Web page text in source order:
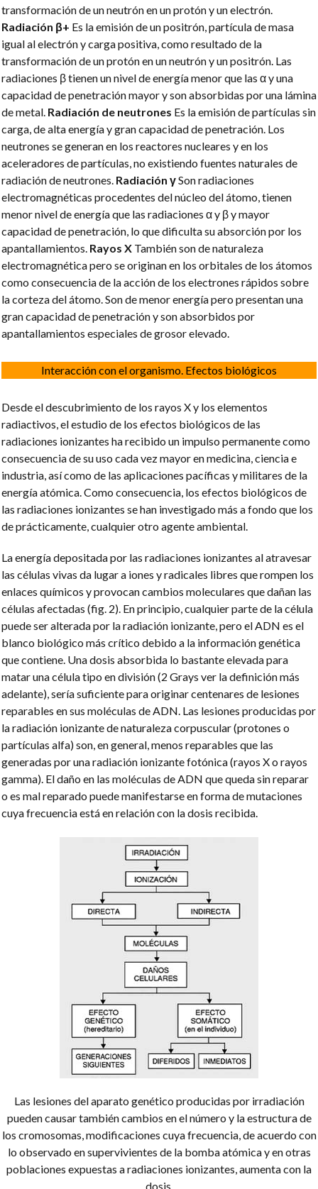
transformación de un neutrón en un protón y un electrón.
Radiación β+ Es la emisión de un positrón, partícula de masa
igual al electrón y carga positiva, como resultado de la
transformación de un protón en un neutrón y un positrón. Las
radiaciones β tienen un nivel de energía menor que las α y una
capacidad de penetración mayor y son absorbidas por una lámina
de metal. Radiación de neutrones Es la emisión de partículas sin
carga, de alta energía y gran capacidad de penetración. Los
neutrones se generan en los reactores nucleares y en los
aceleradores de partículas, no existiendo fuentes naturales de
radiación de neutrones. Radiación γSon radiaciones
electromagnéticas procedentes del núcleo del átomo, tienen
menor nivel de energía que las radiaciones α y β y mayor
capacidad de penetración, lo que dificulta su absorción por los
apantallamientos. Rayos X También son de naturaleza
electromagnética pero se originan en los orbitales de los átomos
como consecuencia de la acción de los electrones rápidos sobre
la corteza del átomo. Son de menor energía pero presentan una
gran capacidad de penetración y son absorbidos por
apantallamientos especiales de grosor elevado.
Interacción con el organismo. Efectos biológicos
Desde el descubrimiento de los rayos X y los elementos
radiactivos, el estudio de los efectos biológicos de las
radiaciones ionizantes ha recibido un impulso permanente como
consecuencia de su uso cada vez mayor en medicina, ciencia e
industria, así como de las aplicaciones pacíficas y militares de la
energía atómica. Como consecuencia, los efectos biológicos de
las radiaciones ionizantes se han investigado más a fondo que los
de prácticamente, cualquier otro agente ambiental.
La energía depositada por las radiaciones ionizantes al atravesar
las células vivas da lugar a iones y radicales libres que rompen los
enlaces químicos y provocan cambios moleculares que dañan las
células afectadas (fig. 2). En principio, cualquier parte de la célula
puede ser alterada por la radiación ionizante, pero el ADN es el
blanco biológico más crítico debido a la información genética
que contiene. Una dosis absorbida lo bastante elevada para
matar una célula tipo en división (2 Grays ver la definición más
adelante), sería suficiente para originar centenares de lesiones
reparables en sus moléculas de ADN. Las lesiones producidas por
la radiación ionizante de naturaleza corpuscular (protones o
partículas alfa) son, en general, menos reparables que las
generadas por una radiación ionizante fotónica (rayos X o rayos
gamma). El daño en las moléculas de ADN que queda sin reparar
o es mal reparado puede manifestarse en forma de mutaciones
cuya frecuencia está en relación con la dosis recibida.
Las lesiones del aparato genético producidas por irradiación
pueden causar también cambios en el número y la estructura de
los cromosomas, modificaciones cuya frecuencia, de acuerdo con
lo observado en supervivientes de la bomba atómica y en otras
poblaciones expuestas a radiaciones ionizantes, aumenta con la
dosis.